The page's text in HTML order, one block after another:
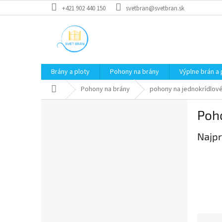
na
+421 902 440 150 svetbran@svetbran.sk
Brány a ploty Pohony na brány Výplne brán
DomovPohony na brány pohony na